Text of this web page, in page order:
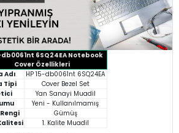
db0061nt 6SQ24EA Notebook
Cover Özellikleri
Adı
HP 15-db0061nt 6SQ24EA
Tipi
Cover Bezel Set
Yan Sanayi Muadil
Yeni - Kullanılmamış
Gümüş
1. Kalite Muadil